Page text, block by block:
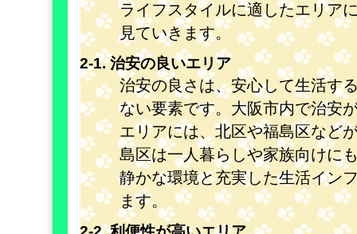
ライフスタイルに適したエリア
見ていきます。
2-1. 治安の良いエリア
治安の良さは、安心して生活す
ない要素です。大阪市内で治安
エリアには、北区や福島区など
島区は一人暮らしや家族向けに
静かな環境と充実した生活イン
ます。